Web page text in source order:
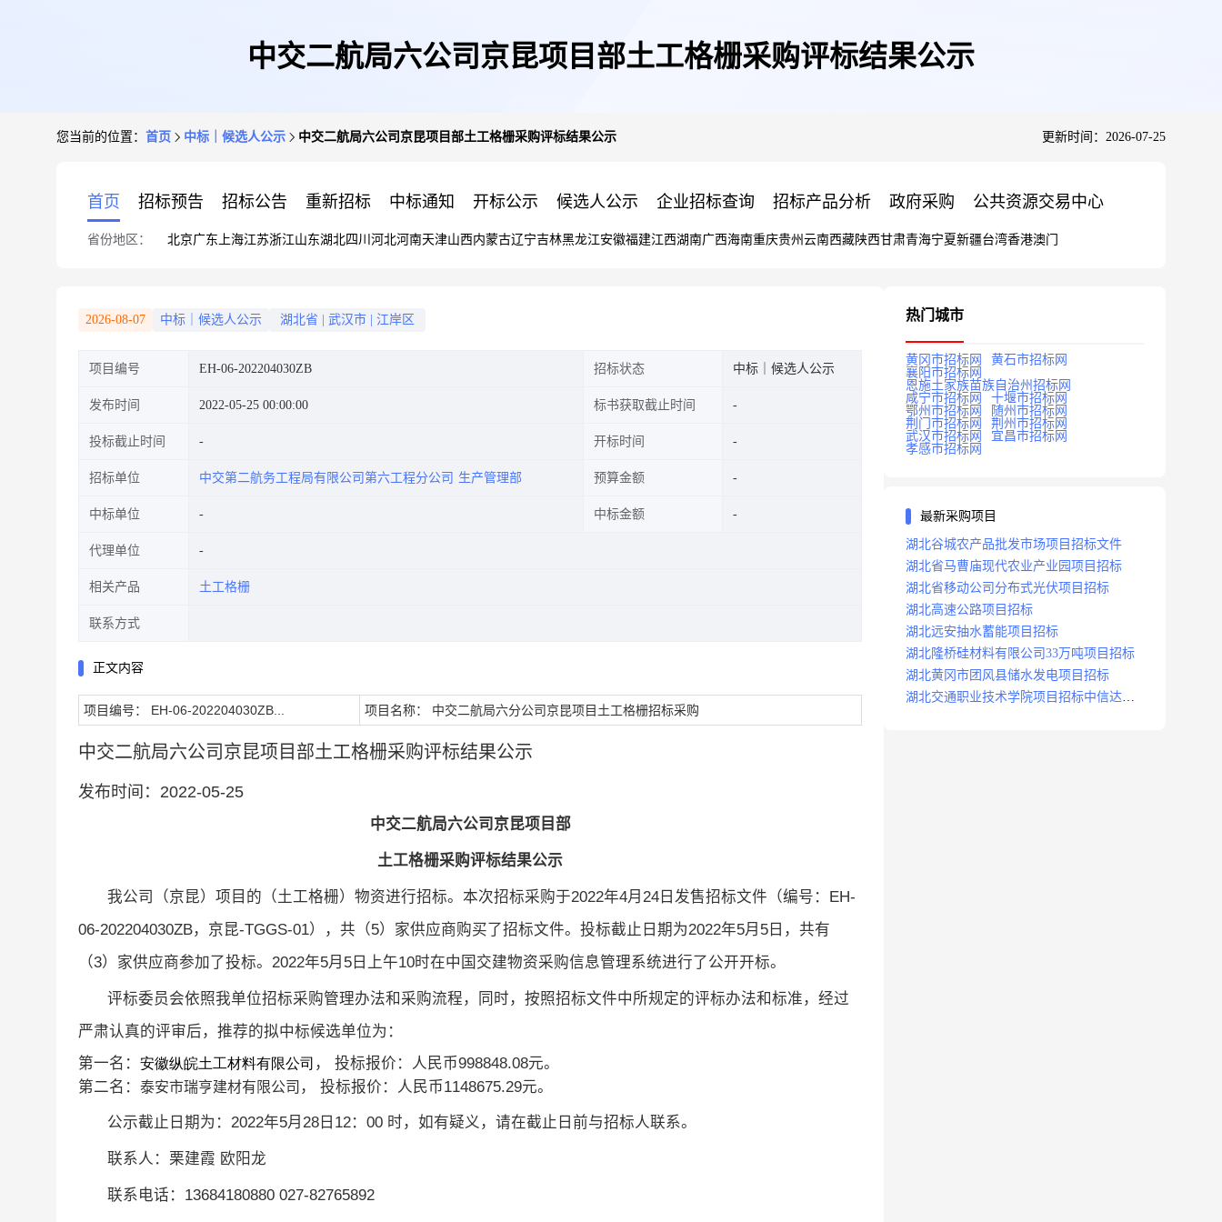
中交二航局六公司京昆项目部土工格栅采购评标结果公示
您当前的位置： 首页 中标｜候选人公示 中交二航局六公司京昆项目部土工格栅采购评标结果公示 更新时间：2026-07-25
首页 招标预告 招标公告 重新招标 中标通知 开标公示 候选人公示 企业招标查询 招标产品分析 政府采购 公共资源交易中心
省份地区： 北京广东 上海江苏浙江山东湖北四川 河北河南天津山西内蒙古辽宁吉林黑龙江安徽福建江西湖南广西海南重庆贵州 云南西藏陕西甘肃青海宁夏新疆台湾香港澳门
2026-08-07 中标｜候选人公示 湖北省 武汉市 江岸区
项目编号 EH-06-202204030ZB 招标状态 中标｜候选人公示
发布时间 2022-05-25 00:00:00 标书获取截止时间
投标截止时间 开标时间
招标单位 中交第二航务工程局有限公司第六工程分公司 生产管理部 预算金额
中标单位 中标金额
代理单位
相关产品 土工格栅
联系方式
正文内容
项目编号： EH-06-202204030ZB... 项目名称： 中交二航局六分公司京昆项目土工格栅招标采购
中交二航局六公司京昆项目部土工格栅采购评标结果公示
发布时间：2022-05-25
中交二航局六公司京昆项目部
土工格栅采购评标结果公示
我公司（京昆）项目的（土工格栅）物资进行招标。本次招标采购于2022年4月 24 日发售招标文件（编号： EH-
06-202204030ZB，京昆-TGGS-01），共（5）家供应商购买了招标文件。投标截止日期为2022年5月 5 日，共有
（3）家供应商参加了投标。 2022年5月 5 日上午10时在中国交建物资采购信息管理系统进行了公开开标。
评标委员会依照我单位招标采购管理办法和采购流程，同时，按照招标文件中所规定的评标办法和标准，经过
严肃认真的评审后，推荐的拟中标候选单位为：
第一名： 安徽纵皖土工材料有限公司 ， 投标报价：人民币998848.08元。
第二名： 泰安市瑞亨建材有限公司 ， 投标报价：人民币1148675.29元。
公示截止日期为： 2022年5月 28 日 12： 00 时，如有疑义，请在截止日前与招标人联系。
联系人：栗建霞 欧阳龙
联系电话： 13684180880 027-82765892
热门城市
黄冈市招标网
黄石市招标网
襄阳市招标网
恩施土家族苗族自治州招标网
咸宁市招标网
十堰市招标网
鄂州市招标网
随州市招标网
荆门市招标网
荆州市招标网
武汉市招标网
宜昌市招标网
孝感市招标网
最新采购项目
湖北谷城农产品批发市场项目招标文件
湖北省马曹庙现代农业产业园项目招标
湖北省移动公司分布式光伏项目招标
湖北高速公路项目招标
湖北远安抽水蓄能项目招标
湖北隆桥硅材料有限公司33万吨项目招标
湖北黄冈市团风县储水发电项目招标
湖北交通职业技术学院项目招标中信达咨